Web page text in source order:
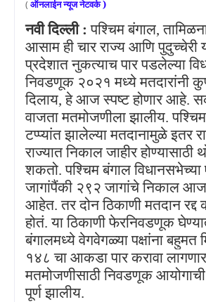
(ऑनलाईनन्यूजनेटवर्क )
नवी दिल्ली : पश्चिम बंगाल,
आसाम ही चार राज्य आणि पुदुच्चेरी
प्रदेशात नुकत्याच पार पडलेल्या
निवडणूक २०२१ मध्ये मतदारांनी
दिलाय,हे आज स्पष्ट होणार आहे.
वाजता मतमोजणीला झालीय.
टप्प्यांत झालेल्या मतदानामुळे इतर
राज्यात निकाल जाहीर होण्यासाठी
शकतो. पश्चिम बंगाल
जागांपैंकी २९२ जागांचे निकाल आज
आहेत. तर दोन ठिकाणी मतदान
होतं. या ठिकाणी फेरनिवडणूक
बंगालमध्ये वेगवेगळ्या पक्षांना बहुमत
१४८ चा आकडा पार करावा
मतमोजणीसाठी निवडणूक
पूर्ण झालीय.